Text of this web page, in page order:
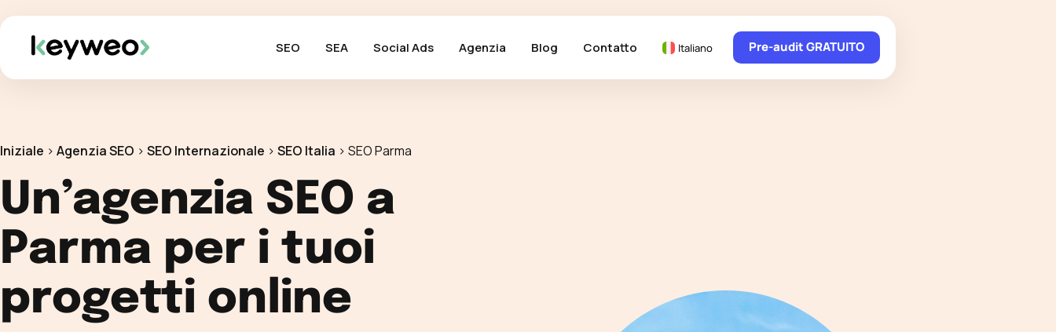
SEO SEA Social Ads Agenzia Blog Contatto Italiano Pre-audit GRATUITO
Iniziale > Agenzia SEO > SEO Internazionale > SEO Italia > SEO Parma
Un’agenzia SEO a
Parma per i tuoi
progetti online